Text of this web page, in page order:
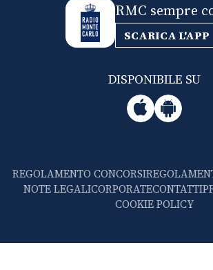
RMC sempre
SCARICA L'APP
DISPONIBILE SU
REGOLAMENTO CONCORSI
NOTE LEGALICORPORATECONTATTI
COOKIE POLICY